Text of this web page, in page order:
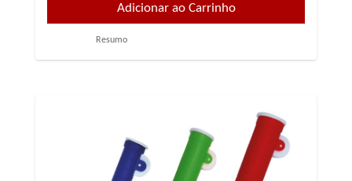
Resumo